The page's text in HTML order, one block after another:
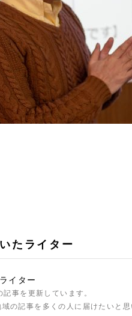
たライター
イター
記事を更新しています。
の記事を多くの人に届けたいと思